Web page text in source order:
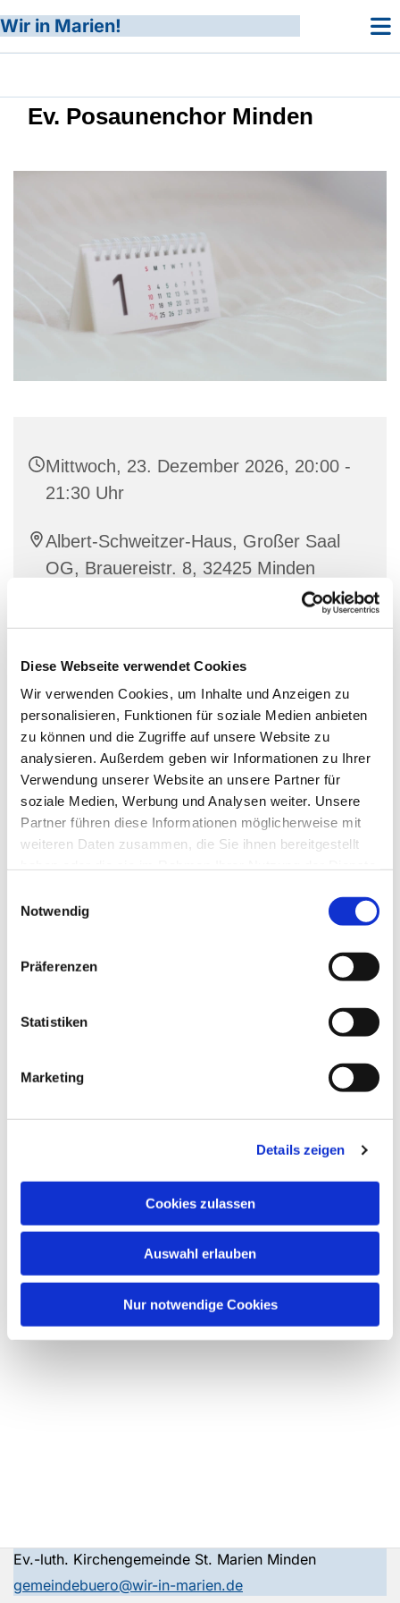
Diese Webseite verwendet Cookies
Wir verwenden Cookies, um Inhalte und Anzeigen zu
personalisieren, Funktionen für soziale Medien anbieten
zu können und die Zugriffe auf unsere Website zu
analysieren. Außerdem geben wir Informationen zu Ihrer
Verwendung unserer Website an unsere Partner für
soziale Medien, Werbung und Analysen weiter. Unsere
Partner führen diese Informationen möglicherweise mit
weiteren Daten zusammen, die Sie ihnen bereitgestellt
Notwendig
Präferenzen
Statistiken
Marketing
Details zeigen
Cookies zulassen
Auswahl erlauben
Nur notwendige Cookies
Wir in Marien!
Ev. Posaunenchor Minden
Mittwoch, 23. Dezember 2026, 20:00 -
21:30 Uhr
Albert-Schweitzer-Haus, Großer Saal
OG, Brauereistr. 8, 32425 Minden
Dies könnte Sie auch
Ev.-luth. Kirchengemeinde St. Marien Minden
gemeindebuero@wir-in-marien.de